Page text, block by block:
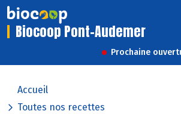
Biocoop Pont-Audemer
Prochaine
Accueil
Toutes nos recettes